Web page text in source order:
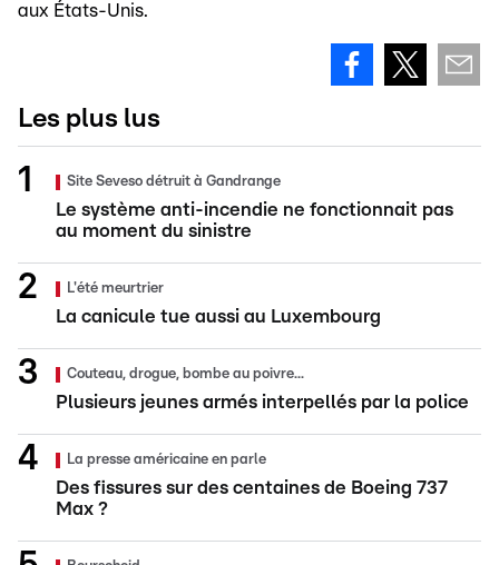
aux États-Unis.
Les plus lus
Site Seveso détruit à Gandrange
Le système anti-incendie ne fonctionnait pas
au moment du sinistre
L'été meurtrier
La canicule tue aussi au Luxembourg
Couteau, drogue, bombe au poivre...
Plusieurs jeunes armés interpellés par la police
La presse américaine en parle
Des fissures sur des centaines de Boeing 737
Max ?